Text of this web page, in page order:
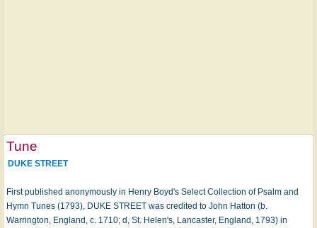
Tune
DUKE STREET
First published anonymously in Henry Boyd's Select Collection of Psalm and
Hymn Tunes (1793), DUKE STREET was credited to John Hatton (b.
Warrington, England, c. 1710; d, St. Helen's, Lancaster, England, 1793) in